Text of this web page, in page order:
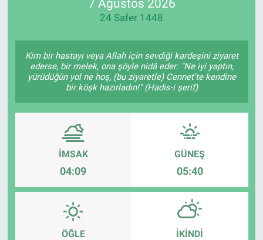
7 Ağustos 2026
24 Safer 1448
Kim bir hastayı veya Allah için sevdiği kardeşini ziyaret
ederse, bir melek, ona şöyle nidâ eder: "Ne iyi yaptın,
yürüdüğün yol ne hoş, (bu ziyaretle) Cennet'te kendine
bir köşk hazırladın!" (Hadis-i şerif)
İMSAK
04:09
GÜNEŞ
05:40
ÖĞLE İKINDI